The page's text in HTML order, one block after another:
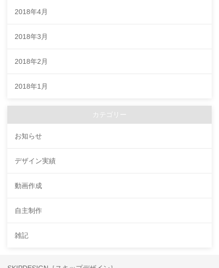
2018年4月
2018年3月
2018年2月
2018年1月
カテゴリー
お知らせ
デザイン実績
動画作成
自主制作
雑記